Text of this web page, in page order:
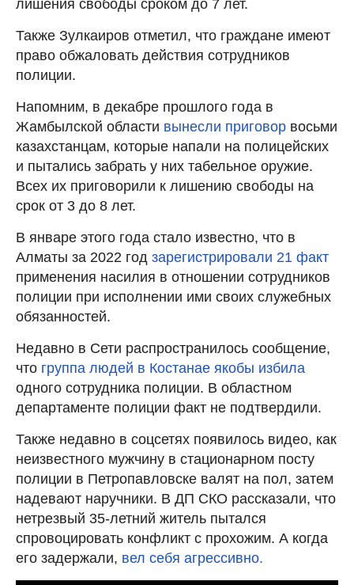
лишения свободы сроком до 7 лет.
Также Зулкаиров отметил, что граждане имеют
право обжаловать действия сотрудников
полиции.
Напомним, в декабре прошлого года в
Жамбылской области вынесли приговор восьми
казахстанцам, которые напали на полицейских
и пытались забрать у них табельное оружие.
Всех их приговорили к лишению свободы на
срок от 3 до 8 лет.
В январе этого года стало известно, что в
Алматы за 2022 год зарегистрировали 21 факт
применения насилия в отношении сотрудников
полиции при исполнении ими своих служебных
обязанностей.
Недавно в Сети распространилось сообщение,
что группа людей в Костанае якобы избила
одного сотрудника полиции. В областном
департаменте полиции факт не подтвердили.
Также недавно в соцсетях появилось видео, как
неизвестного мужчину в стационарном посту
полиции в Петропавловске валят на пол, затем
надевают наручники. В ДП СКО рассказали, что
нетрезвый 35-летний житель пытался
спровоцировать конфликт с прохожим. А когда
его задержали, вел себя агрессивно.